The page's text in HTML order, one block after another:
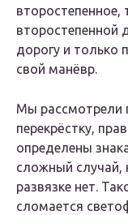
второстепенной
дорогу и только
свой манёвр.
Мы рассмотрели
перекрёстку,
определены
сложный случай,
развязке нет.
сломается